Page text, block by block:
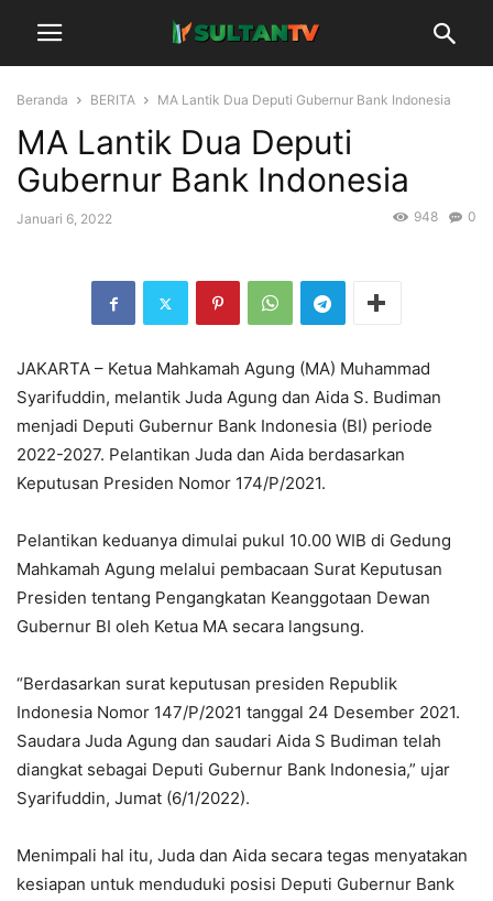
Beranda BERITA MA Lantik Dua Deputi Gubernur Bank Indonesia
MA Lantik Dua Deputi
Gubernur Bank Indonesia
Januari 6, 2022 0
948
JAKARTA – Ketua Mahkamah Agung (MA) Muhammad
Syarifuddin, melantik Juda Agung dan Aida S. Budiman
menjadi Deputi Gubernur Bank Indonesia (BI) periode
2022-2027. Pelantikan Juda dan Aida berdasarkan
Keputusan Presiden Nomor 174/P/2021.
Pelantikan keduanya dimulai pukul 10.00 WIB di Gedung
Mahkamah Agung melalui pembacaan Surat Keputusan
Presiden tentang Pengangkatan Keanggotaan Dewan
Gubernur BI oleh Ketua MA secara langsung.
“Berdasarkan surat keputusan presiden Republik
Indonesia Nomor 147/P/2021 tanggal 24 Desember 2021.
Saudara Juda Agung dan saudari Aida S Budiman telah
diangkat sebagai Deputi Gubernur Bank Indonesia,” ujar
Syarifuddin, Jumat (6/1/2022).
Menimpali hal itu, Juda dan Aida secara tegas menyatakan
kesiapan untuk menduduki posisi Deputi Gubernur Bank